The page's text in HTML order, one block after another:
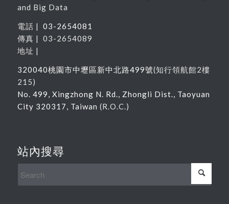
and Big Data
電話 | 03-2654081
傳真 | 03-2654089
地址 |
320040桃園市中壢區新中北路499號(知行領航館2樓
215)
No. 499, Xingzhong N. Rd., Zhongli Dist., Taoyuan
City 320317, Taiwan (R.O.C.)
站內搜尋